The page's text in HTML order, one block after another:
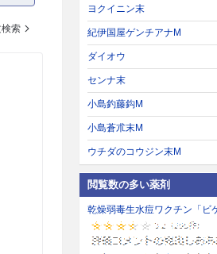
索
ヨクイニン末
紀伊国屋ゲンチアナM
ダイオウ
センナ末
小島釣藤鈎M
小島蒼朮末M
ウチダのコウジン末M
閲覧数の多い薬剤
乾燥弱毒生水痘ワクチン「ビ